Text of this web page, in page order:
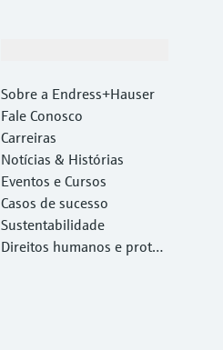
Sobre a Endress+Hauser
Fale Conosco
Carreiras
Notícias & Histórias
Eventos e Cursos
Casos de sucesso
Sustentabilidade
Direitos humanos e proteç